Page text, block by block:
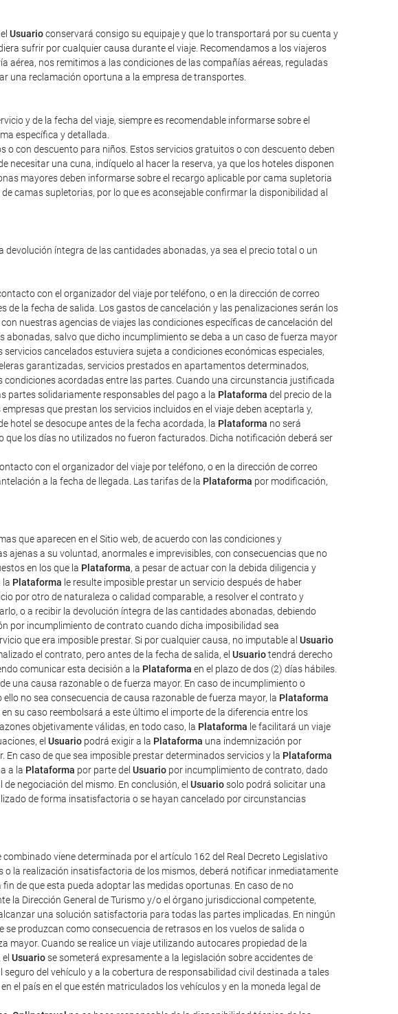
Usuarioconservará consigo su equipaje y que lo transportará por su cuenta y
sufrir por cualquier causa durante el viaje. Recomendamos a los viajeros
aérea, nos remitimos a las condiciones de las compañías aéreas, reguladas
una reclamación oportuna a la empresa de transportes.
y de la fecha del viaje, siempre es recomendable informarse sobre el
específica y detallada.
o con descuento para niños. Estos servicios gratuitos o con descuento deben
una cuna, indíquelo al hacer la reserva, ya que los hoteles disponen
mayores deben informarse sobre el recargo aplicable por cama supletoria
camas supletorias, por lo que es aconsejable confirmar la disponibilidad al
íntegra de las cantidades abonadas, ya sea el precio total o un
con el organizador del viaje por teléfono, o en la dirección de correo
la fecha de salida. Los gastos de cancelación y las penalizaciones serán los
nuestras agencias de viajes las condiciones específicas de cancelación del
salvo que dicho incumplimiento se deba a un caso de fuerza mayor
cancelados estuviera sujeta a condiciones económicas especiales,
garantizadas, servicios prestados en apartamentos determinados,
acordadas entre las partes. Cuando una circunstancia justificada
partes solidariamente responsables del pago a la Plataforma del precio de la
que prestan los servicios incluidos en el viaje deben aceptarla y,
hotel se desocupe antes de la fecha acordada, la Plataforma no será
los días no utilizados no fueron facturados. Dicha notificación deberá ser
con el organizador del viaje por teléfono, o en la dirección de correo
a la fecha de llegada. Las tarifas de la Plataforma por modificación,
que aparecen en el Sitio web, de acuerdo con las condiciones y
a su voluntad, anormales e imprevisibles, con consecuencias que no
en los que la Plataforma, a pesar de actuar con la debida diligencia y
la Plataforma le resulte imposible prestar un servicio después de haber
por otro de naturaleza o calidad comparable, a resolver el contrato y
o a recibir la devolución íntegra de las cantidades abonadas, debiendo
por incumplimiento de contrato cuando dicha imposibilidad sea
que era imposible prestar. Si por cualquier causa, no imputable al Usuario
el contrato, pero antes de la fecha de salida, el Usuariotendrá derecho
comunicar esta decisión a la Plataforma en el plazo de dos (2) días hábiles.
una causa razonable o de fuerza mayor. En caso de incumplimiento o
no sea consecuencia de causa razonable de fuerza mayor, la Plataforma
en su caso reembolsará a este último el importe de la diferencia entre los
objetivamente válidas, en todo caso, la Plataforma le facilitará un viaje
el Usuario podrá exigir a la Plataforma una indemnización por
caso de que sea imposible prestar determinados servicios y la Plataforma
a la Plataforma por parte del Usuario por incumplimiento de contrato, dado
negociación del mismo. En conclusión, el Usuariosolo podrá solicitar una
de forma insatisfactoria o se hayan cancelado por circunstancias
viene determinada por el artículo 162 del Real Decreto Legislativo
la realización insatisfactoria de los mismos, deberá notificar inmediatamente
fin de que esta pueda adoptar las medidas oportunas. En caso de no
la Dirección General de Turismo y/o el órgano jurisdiccional competente,
una solución satisfactoria para todas las partes implicadas. En ningún
produzcan como consecuencia de retrasos en los vuelos de salida o
Cuando se realice un viaje utilizando autocares propiedad de la
Usuariose someterá expresamente a la legislación sobre accidentes de
del vehículo y a la cobertura de responsabilidad civil destinada a tales
el país en el que estén matriculados los vehículos y en la moneda legal de